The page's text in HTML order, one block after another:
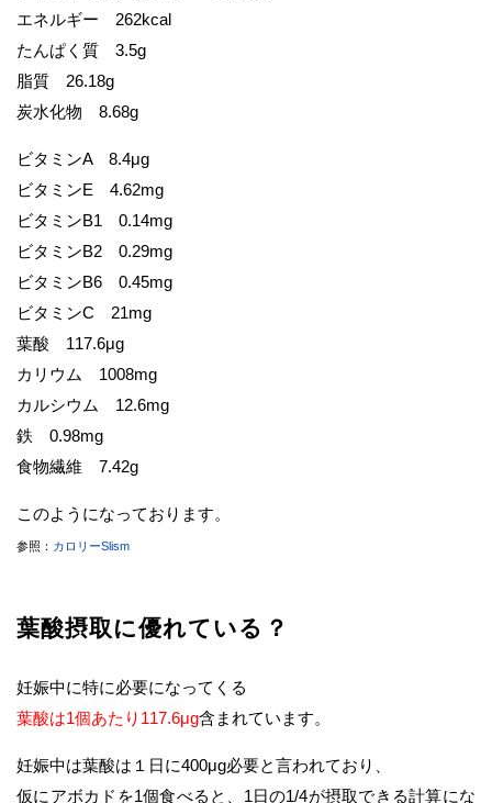
エネルギー 262kcal
たんぱく質 3.5g
脂質 26.18g
炭水化物 8.68g
ビタミンA 8.4μg
ビタミンE 4.62mg
ビタミンB1 0.14mg
ビタミンB2 0.29mg
ビタミンB6 0.45mg
ビタミンC 21mg
葉酸 117.6μg
カリウム 1008mg
カルシウム 12.6mg
鉄 0.98mg
食物繊維 7.42g
このようになっております。
参照： カロリーSlism
葉酸摂取に優れている？
妊娠中に特に必要になってくる
葉酸は1個あたり117.6μg含まれています。
妊娠中は葉酸は１日に400μg必要と言われており、
仮にアボカドを1個食べると、1日の1/4が摂取できる計算にな